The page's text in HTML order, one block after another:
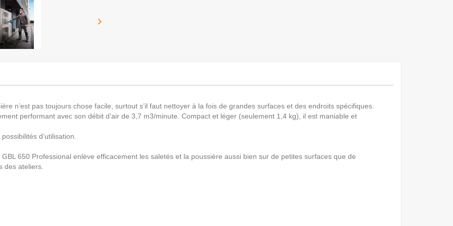

n’est pas toujours chose facile, surtout s’il faut nettoyer à la fois de grandes surfaces et des endroits spécifiques.
performant avec son débit d’air de 3,7 m3/minute. Compact et léger (seulement 1,4 kg), il est maniable et
d’utilisation.
650 Professional enlève efficacement les saletés et la poussière aussi bien sur de petites surfaces que de
des ateliers.